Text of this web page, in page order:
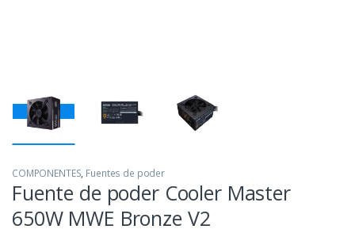
COMPONENTES, Fuentes de poder
Fuente de poder Cooler Master
650W MWE Bronze V2